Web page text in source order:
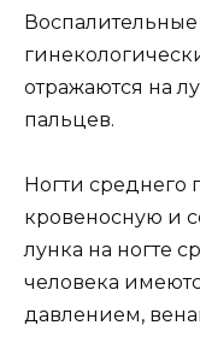
отражаются на
пальцев.
Ногти среднего
кровеносную и
лунка на ногте
человека
давлением,